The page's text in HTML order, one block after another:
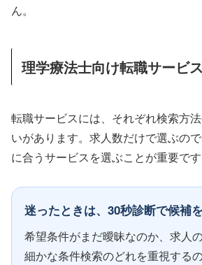
ん。
理学療法士向け転職サービ
転職サービスには、それぞれ検索方
いがあります。求人数だけで選ぶの
に合うサービスを選ぶことが重要です
迷ったときは、30秒診断で候補
希望条件がまだ曖昧なのか、求人
細かな条件検索のどれを重視する